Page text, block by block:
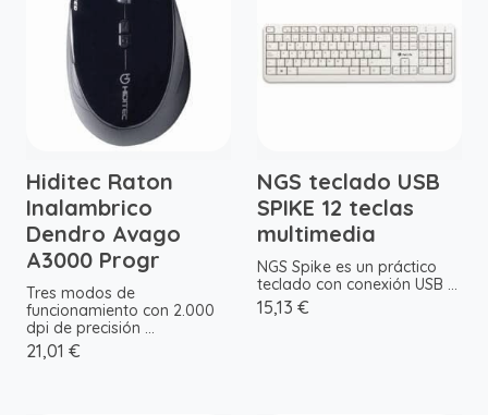
Hiditec Raton
Inalambrico
Dendro Avago
A3000 Progr
Tres modos de
funcionamiento con 2.000
dpi de precisión ...
21,01 €
NGS teclado USB
SPIKE 12 teclas
multimedia
NGS Spike es un práctico
teclado con conexión USB ...
15,13 €